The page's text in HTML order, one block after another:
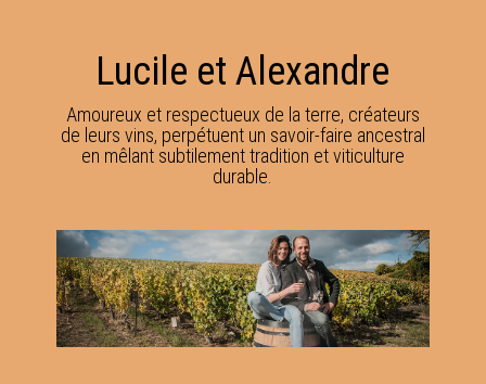
Lucile et Alexandre
Amoureux et respectueux de la terre, créateurs
de leurs vins, perpétuent un savoir-faire ancestral
en mêlant subtilement tradition et viticulture
durable.